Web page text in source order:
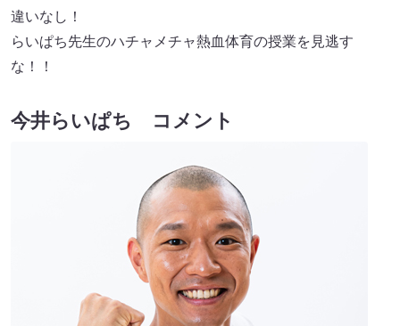
違いなし！
らいぱち先生のハチャメチャ熱血体育の授業を見逃す
な！！
今井らいぱち コメント